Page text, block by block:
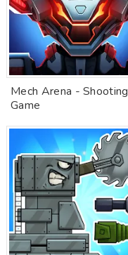
Mech Arena - Shooting
Game